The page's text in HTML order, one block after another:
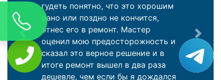
гудеть понятно, что это хорошим
рано или поздно не кончится,
отнес его в ремонт. Мастер
оценил мою предосторожность и
сказал это верное решение и в
итоге ремонт вышел в два раза
дешевле, чем если бы я дождался
Previous Next